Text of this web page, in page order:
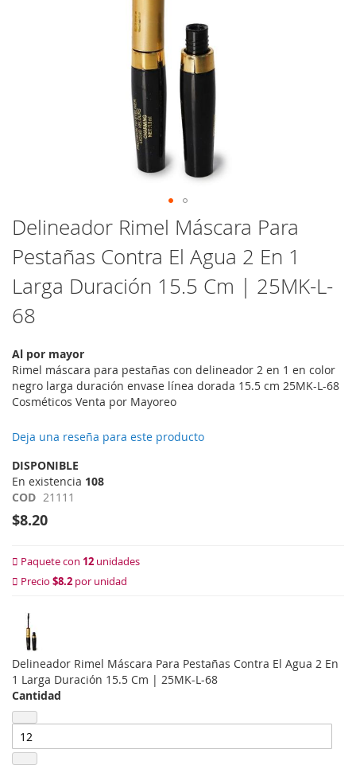
Saltar
al
comienzo
de
la
galería
de
Delineador Rimel Máscara Para
Pestañas Contra El Agua 2 En 1
Larga Duración 15.5 Cm | 25MK-L-
68
Al por mayor
Rimel máscara para pestañas con delineador 2 en 1 en color
negro larga duración envase línea dorada 15.5 cm 25MK-L-68
Cosméticos Venta por Mayoreo
Deja una reseña para este producto
DISPONIBLE
En existencia 108
COD 21111
$8.20
Paquete con 12 unidades
Precio $8.2 por unidad
Delineador Rimel Máscara Para Pestañas Contra El Agua 2 En
1 Larga Duración 15.5 Cm | 25MK-L-68
Cantidad